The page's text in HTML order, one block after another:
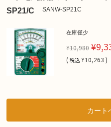
SP21/C
SANW-SP21C
在庫僅少
¥10,980
( 税込 ¥10,263 )